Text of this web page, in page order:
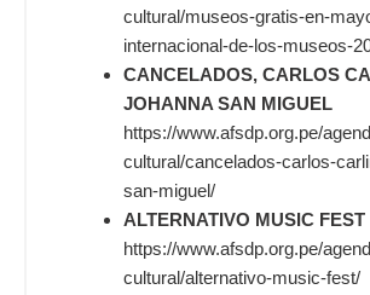
cultural/museos-gratis-en-
internacional-de-los-museos-
CANCELADOS, CARLOS
JOHANNA SAN MIGUEL
https://www.afsdp.org.pe/
cultural/cancelados-carlos-
san-miguel/
ALTERNATIVO MUSIC FEST
https://www.afsdp.org.pe/
cultural/alternativo-music-fest/